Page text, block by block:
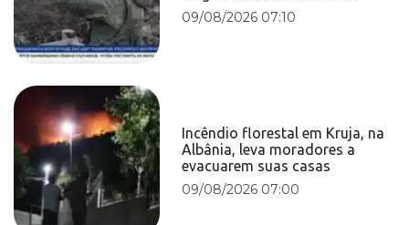
09/08/2026 07:10
Incêndio florestal em Kruja, na
Albânia, leva moradores a
evacuarem suas casas
09/08/2026 07:00